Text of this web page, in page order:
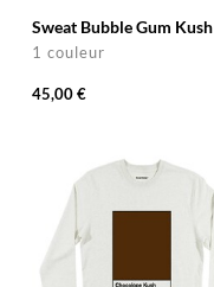
Sweat Bubble Gum Kush
1 couleur
45,00 €